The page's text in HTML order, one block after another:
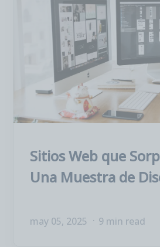
Sitios Web que
Una Muestra de
may 05, 2025 9 min read